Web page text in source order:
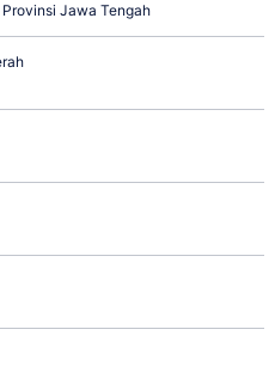
Jawa Tengah